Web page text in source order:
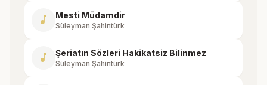
music_note Mesti Müdamdir
Süleyman Şahintürk
music_note Şeriatın Sözleri Hakikatsiz Bilinmez
Süleyman Şahintürk